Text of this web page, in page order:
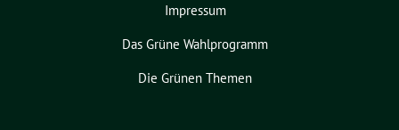
Impressum
Das Grüne Wahlprogramm
Die Grünen Themen